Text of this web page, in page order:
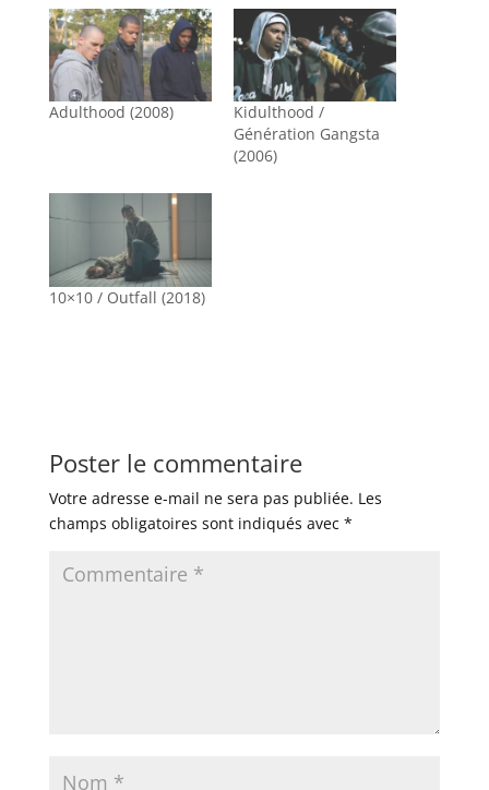
Adulthood (2008)
Kidulthood /
Génération Gangsta
(2006)
10×10 / Outfall (2018)
Poster le commentaire
Votre adresse e-mail ne sera pas publiée. Les
champs obligatoires sont indiqués avec *